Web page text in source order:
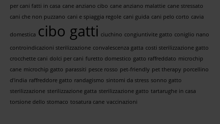
per cani fatti in casa cane anziano cibo cane anziano malattie cane stressato
cani che non puzzano cani e spiaggia regole cani guida cani pelo corto cavia
domestica cibo gatti ciuchino congiuntivite gatto coniglio nano
controindicazioni sterilizzazione convalescenza gatta costi sterilizzazione gatto
crocchette cani dolci per cani furetto domestico gatto raffreddato microchip
cane microchip gatto parassiti pesce rosso pet-friendly pet therapy porcellino
d'india raffreddore gatto randagismo sintomi da stress sonno gatto
sterilizzazione sterilizzazione gatta sterilizzazione gatto tartarughe in casa
torsione dello stomaco tosatura cane vaccinazioni